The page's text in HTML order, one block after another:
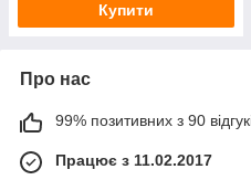
Купити
Про нас
99% позитивних з 90
Працює з 11.02.2017